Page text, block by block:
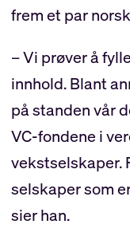
frem et par
– Vi prøver å
innhold. Blant
på standen vår
VC-fondene i
vekstselskaper.
selskaper som
sier han.